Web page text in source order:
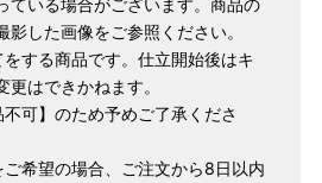
ヒップ目安 身丈
～90cm
4尺5分
～95cm
影した画像をご参照ください。
する商品です。仕立開始後はキ
更はできかねます。
可】のため予めご了承くださ
希望の場合、ご注文から8日以内